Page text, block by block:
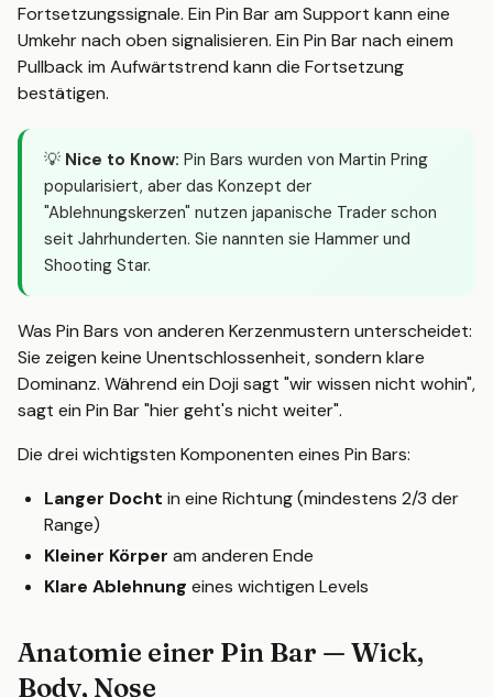
Fortsetzungssignale. Ein Pin Bar am Support kann eine
Umkehr nach oben signalisieren. Ein Pin Bar nach einem
Pullback im Aufwärtstrend kann die Fortsetzung
bestätigen.
💡 Nice to Know: Pin Bars wurden von Martin Pring
popularisiert, aber das Konzept der
"Ablehnungskerzen" nutzen japanische Trader schon
seit Jahrhunderten. Sie nannten sie Hammer und
Shooting Star.
Was Pin Bars von anderen Kerzenmustern unterscheidet:
Sie zeigen keine Unentschlossenheit, sondern klare
Dominanz. Während ein Doji sagt "wir wissen nicht wohin",
sagt ein Pin Bar "hier geht's nicht weiter".
Die drei wichtigsten Komponenten eines Pin Bars:
Langer Docht in eine Richtung (mindestens 2/3 der
Range)
Kleiner Körper am anderen Ende
Klare Ablehnung eines wichtigen Levels
Anatomie einer Pin Bar — Wick,
Body, Nose